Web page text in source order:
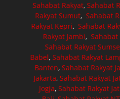
Sahabat Rakyat, Sahabat
Rakyat Sumut, Sahabat
Rakyat Kepri,Sahabat
Rakyat Jambi, Sahabat
Sahabat Rakyat
Babel,Sahabat Rakyat
Banten,Sahabat Rakyat
Jakarta, Sahabat Rakyat
Jogja, Sahabat Rakyat